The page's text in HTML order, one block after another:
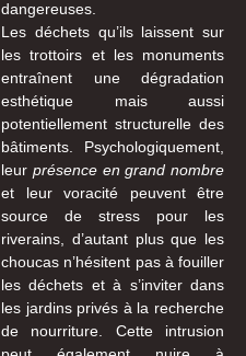
dangereuses.
Les déchets qu’ils laissent sur
les trottoirs et les monuments
entraînent une dégradation
esthétique mais aussi
potentiellement structurelle des
bâtiments. Psychologiquement,
leur présence en grand nombre
et leur voracité peuvent être
source de stress pour les
riverains, d’autant plus que les
choucas n’hésitent pas à fouiller
les déchets et à s’inviter dans
les jardins privés à la recherche
de nourriture. Cette intrusion